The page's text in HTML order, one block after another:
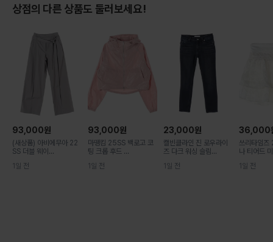
상점의 다른 상품도 둘러보세요!
93,000원
(새상품) 아비에무아 22
SS 더블 웨이...
1일 전
93,000원
마뗑킴 25SS 백로고 코
팅 크롭 후드 ...
1일 전
23,000원
캘빈클라인 진 로우라이
즈 다크 워싱 슬림...
1일 전
36,000
쓰리타임즈
나 티어드
1일 전